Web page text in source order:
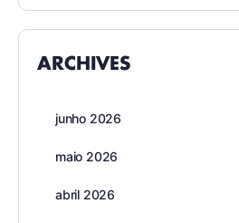
ARCHIVES
junho 2026
maio 2026
abril 2026